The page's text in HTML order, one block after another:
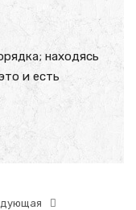
находясь
и есть